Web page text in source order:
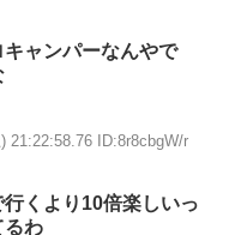
ャンパーなんやで
21:22:58.76 ID:8r8cbgW/r
くより10倍楽しいっ
るわ